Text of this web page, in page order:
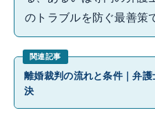
のトラブルを防ぐ最善策
離婚裁判の流れと条件｜弁
決